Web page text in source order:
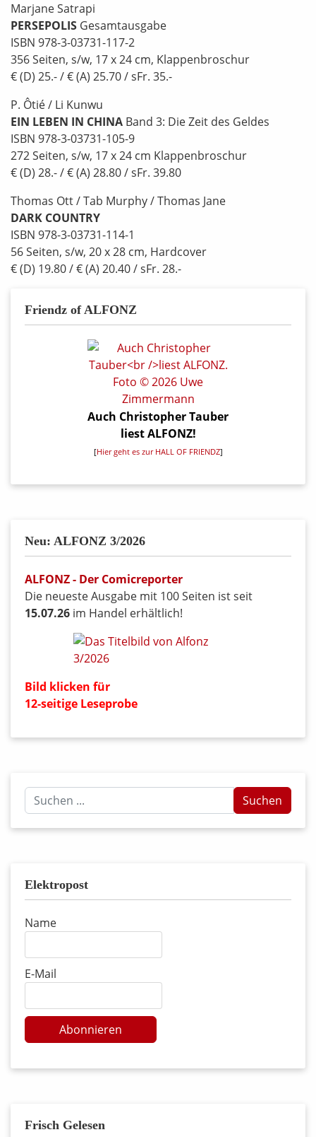
Marjane Satrapi
PERSEPOLIS Gesamtausgabe
ISBN 978-3-03731-117-2
356 Seiten, s/w, 17 x 24 cm, Klappenbroschur
€ (D) 25.- / € (A) 25.70 / sFr. 35.-
P. Ôtié / Li Kunwu
EIN LEBEN IN CHINA Band 3: Die Zeit des Geldes
ISBN 978-3-03731-105-9
272 Seiten, s/w, 17 x 24 cm Klappenbroschur
€ (D) 28.- / € (A) 28.80 / sFr. 39.80
Thomas Ott / Tab Murphy / Thomas Jane
DARK COUNTRY
ISBN 978-3-03731-114-1
56 Seiten, s/w, 20 x 28 cm, Hardcover
€ (D) 19.80 / € (A) 20.40 / sFr. 28.-
Friendz of ALFONZ
Auch Christopher Tauber
liest ALFONZ!
[Hier geht es zur HALL OF FRIENDZ]
Neu: ALFONZ 3/2026
ALFONZ - Der Comicreporter
Die neueste Ausgabe mit 100 Seiten ist seit
15.07.26 im Handel erhältlich!
Bild klicken für
12-seitige Leseprobe
Suchen
...
Suchen
Elektropost
Name
E-Mail
Abonnieren
Frisch Gelesen